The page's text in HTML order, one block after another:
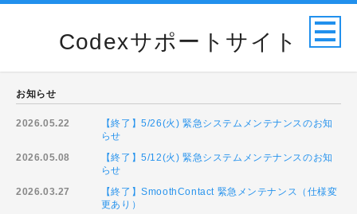
Codexサポートサイト
お知らせ
2026.05.22
【終了】5/26(火) 緊急システムメンテナンスのお知
らせ
2026.05.08
【終了】5/12(火) 緊急システムメンテナンスのお知
らせ
2026.03.27
【終了】SmoothContact 緊急メンテナンス（仕様変
更あり）